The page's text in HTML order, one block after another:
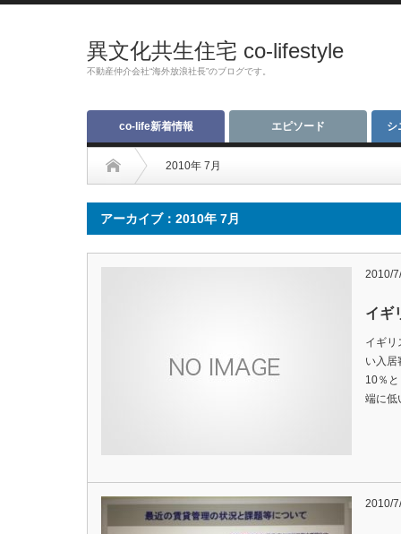
異文化共生住宅 co-lifestyle
不動産仲介会社“海外放浪社長”のブログです。
co-life新着情報 エピソード シ
2010年 7月
アーカイブ：2010年 7月
2010/
イギ
イギ
い入
10％
端に低
2010/